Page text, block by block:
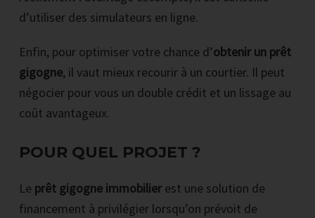
d’utiliser des simulateurs en ligne.
Enfin, pour optimiser votre chance d’obtenir un prêt
gigogne, il vaut mieux recourir à un courtier. Il peut
négocier pour vous un double crédit et un lissage au
coût avantageux.
POUR QUEL PROJET ?
Le prêt gigogne immobilier est une solution de
financement à privilégier lorsqu’on prévoit de